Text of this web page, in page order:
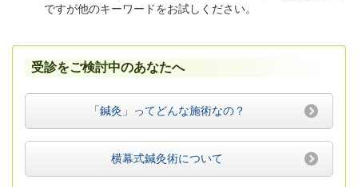
ですが他のキーワードをお試しください。
受診をご検討中のあなたへ
「鍼灸」ってどんな施術なの？
横幕式鍼灸術について